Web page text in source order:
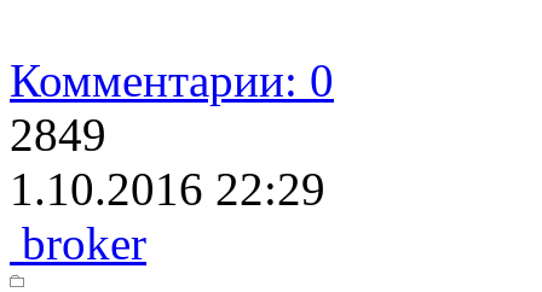
Комментарии: 0
2849
1.10.2016 22:29
broker